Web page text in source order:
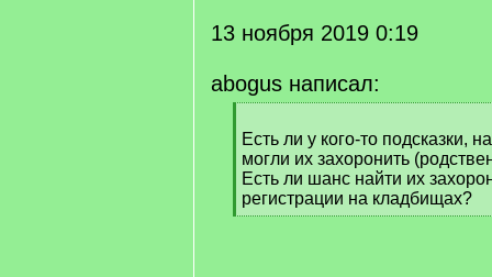
13 ноября 2019 0:19
abogus написал:
q
]
Есть ли у кого-то подсказки,
могли их захоронить
Есть ли шанс найти их
регистрации на кладбищах?
[